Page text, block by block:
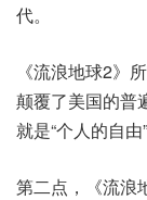
代。
《流浪地球2》
颠覆了美国的普
就是“个人的自由”
第二点，《流浪